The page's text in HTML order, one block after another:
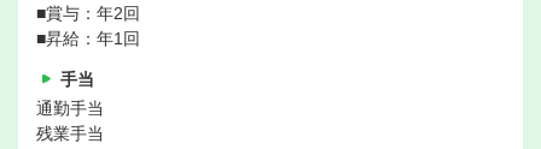
■賞与：年2回
■昇給：年1回
手当
通勤手当
残業手当